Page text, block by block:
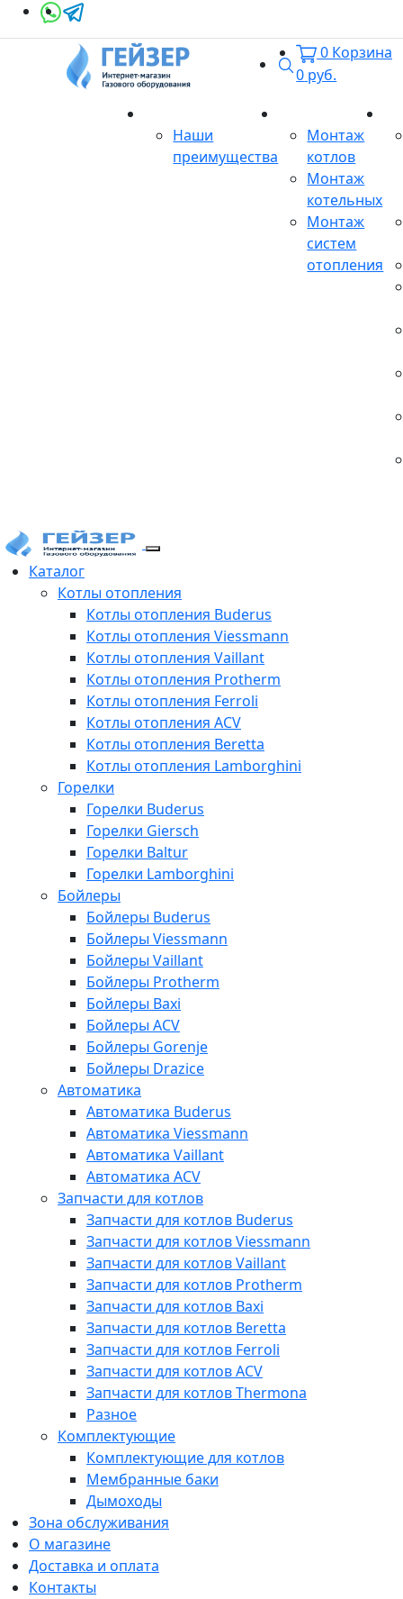
Поиск
0 Корзина
0 руб.
Наши
преимущества
Монтаж
котлов
Монтаж
котельных
Монтаж
систем
отопления
Каталог
Котлы отопления
Котлы отопления Buderus
Котлы отопления Viessmann
Котлы отопления Vaillant
Котлы отопления Protherm
Котлы отопления Ferroli
Котлы отопления ACV
Котлы отопления Beretta
Котлы отопления Lamborghini
Горелки
Горелки Buderus
Горелки Giersch
Горелки Baltur
Горелки Lamborghini
Бойлеры
Бойлеры Buderus
Бойлеры Viessmann
Бойлеры Vaillant
Бойлеры Protherm
Бойлеры Baxi
Бойлеры ACV
Бойлеры Gorenje
Бойлеры Drazice
Автоматика
Автоматика Buderus
Автоматика Viessmann
Автоматика Vaillant
Автоматика ACV
Запчасти для котлов
Запчасти для котлов Buderus
Запчасти для котлов Viessmann
Запчасти для котлов Vaillant
Запчасти для котлов Protherm
Запчасти для котлов Baxi
Запчасти для котлов Beretta
Запчасти для котлов Ferroli
Запчасти для котлов ACV
Запчасти для котлов Thermona
Разное
Комплектующие
Комплектующие для котлов
Мембранные баки
Дымоходы
Зона обслуживания
О магазине
Доставка и оплата
Контакты